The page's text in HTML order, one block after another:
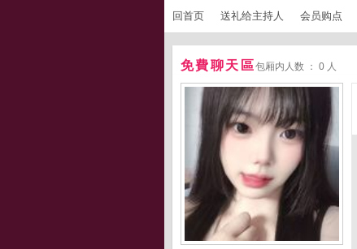
回首页 送礼给主持人 会员购点
免費聊天區包厢内人数 ： 0 人